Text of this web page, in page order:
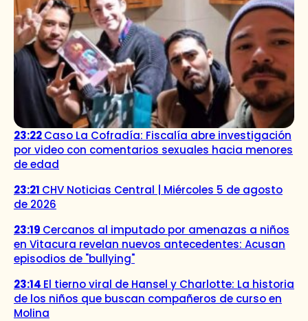
23:22Caso La Cofradía: Fiscalía abre investigación
por video con comentarios sexuales hacia menores
de edad
23:21 CHV Noticias Central | Miércoles 5 de agosto
de 2026
23:19 Cercanos al imputado por amenazas a niños
en Vitacura revelan nuevos antecedentes: Acusan
episodios de "bullying"
23:14 El tierno viral de Hansel y Charlotte: La historia
de los niños que buscan compañeros de curso en
Molina